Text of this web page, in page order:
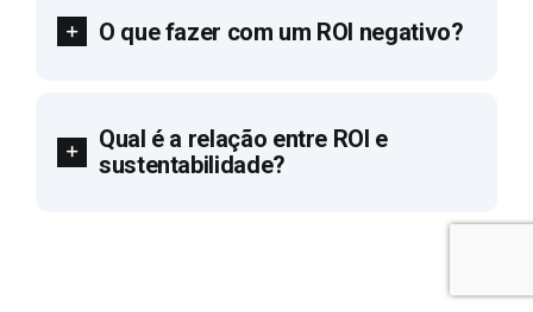
O que fazer com um ROI negativo?
Qual é a relação entre ROI e
sustentabilidade?